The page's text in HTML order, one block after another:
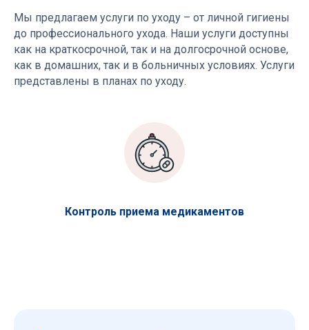
Мы предлагаем услуги по уходу – от личной гигиены
до профессионального ухода. Наши услуги доступны
как на краткосрочной, так и на долгосрочной основе,
как в домашних, так и в больничных условиях. Услуги
представлены в планах по уходу.
Контроль приема медикаментов